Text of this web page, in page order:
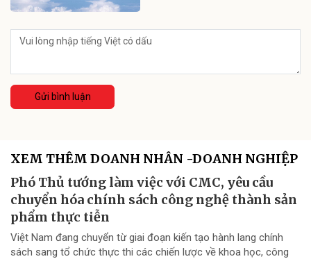
Gửi bình luận
XEM THÊM DOANH NHÂN -DOANH NGHIỆP
Phó Thủ tướng làm việc với CMC, yêu cầu
chuyển hóa chính sách công nghệ thành sản
phẩm thực tiễn
Việt Nam đang chuyển từ giai đoạn kiến tạo hành lang chính
sách sang tổ chức thực thi các chiến lược về khoa học, công